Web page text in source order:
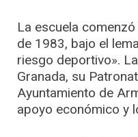
La escuela
de 1983, bajo el
riesgo deportivo».
Granada, su
Ayuntamiento de
apoyo económico y